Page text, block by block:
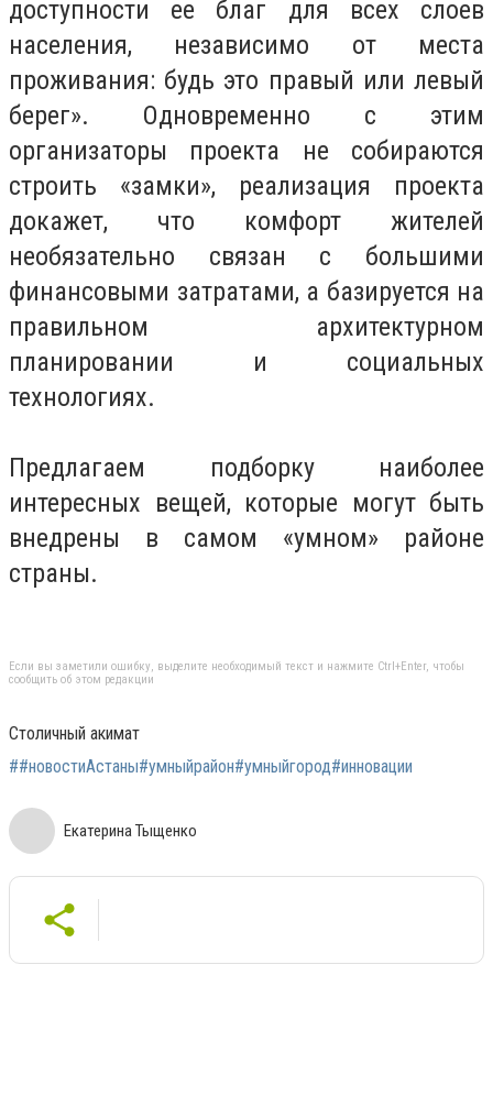
доступности ее благ для всех слоев
населения, независимо от места
проживания: будь это правый или левый
берег». Одновременно с этим
организаторы проекта не собираются
строить «замки», реализация проекта
докажет, что комфорт жителей
необязательно связан с большими
финансовыми затратами, а базируется на
правильном архитектурном
планировании и социальных
технологиях.
Предлагаем подборку наиболее
интересных вещей, которые могут быть
внедрены в самом «умном» районе
страны.
Если вы заметили ошибку, выделите необходимый текст и нажмите Ctrl+Enter, чтобы
сообщить об этом редакции
Столичный акимат
##новостиАстаны#умныйрайон#умныйгород#инновации
Екатерина Тыщенко